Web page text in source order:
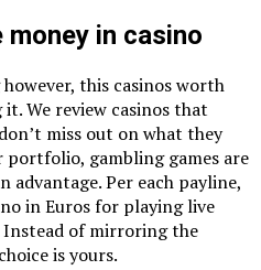
in casino
this casinos worth
We review casinos that
miss out on what they
gambling games are
advantage. Per each payline,
in Euros for playing live
Instead of mirroring the
is yours.